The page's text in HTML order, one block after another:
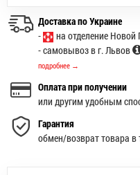
Доставка по Украине
-
на отделение
- самовывоз в г. Львов
подробнее →
Оплата при получении
или другим удобным
Гарантия
обмен/возврат товара в